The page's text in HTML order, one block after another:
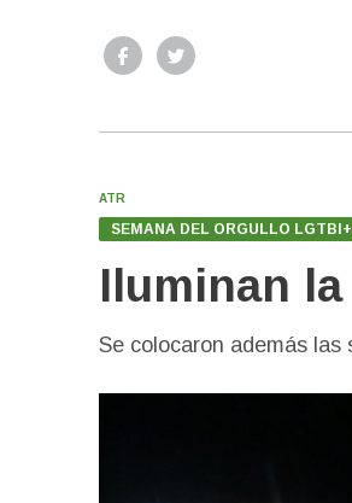
ATR
SEMANA DEL ORGULLO LGTBI+
Iluminan
Se colocaron además las